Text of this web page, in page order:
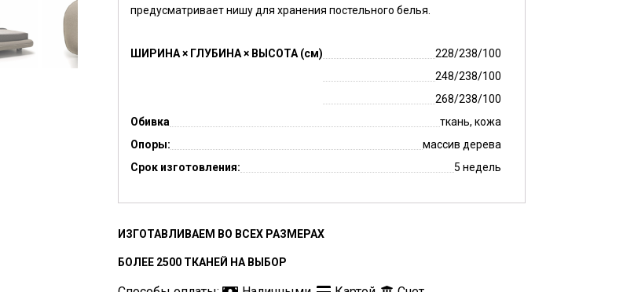
предусматривает нишу для хранения постельного белья.
ШИРИНА × ГЛУБИНА × ВЫСОТА (см)
228/238/100
248/238/100
268/238/100
Обивка
ткань, кожа
Опоры:
массив дерева
Срок изготовления:
5 недель
ИЗГОТАВЛИВАЕМ ВО ВСЕХ РАЗМЕРАХ
БОЛЕЕ 2500 ТКАНЕЙ НА ВЫБОР